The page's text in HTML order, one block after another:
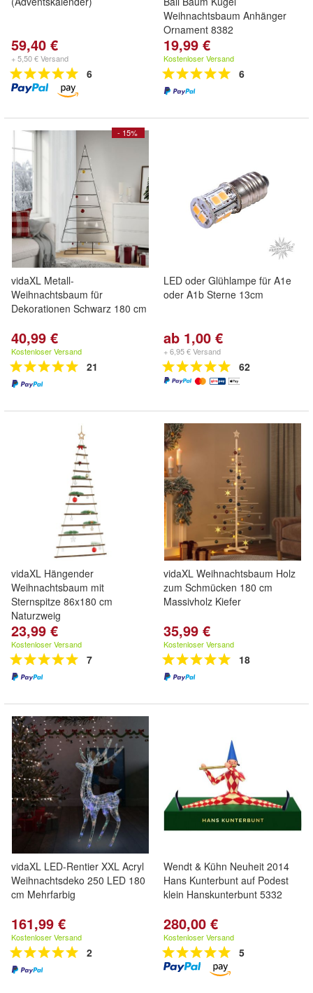
59,40 €
+ 5,50 € Versand
6
Weihnachtsbaum Anhänger
Ornament 8382
19,99 €
Kostenloser Versand
6
- 15%
vidaXL Metall-
Weihnachtsbaum für
Dekorationen Schwarz 180 cm
40,99 €
Kostenloser Versand
21
LED oder Glühlampe für A1e
oder A1b Sterne 13cm
ab 1,00 €
+ 6,95 € Versand
62
vidaXL Hängender
Weihnachtsbaum mit
Sternspitze 86x180 cm
Naturzweig
23,99 €
Kostenloser Versand
7
vidaXL Weihnachtsbaum Holz
zum Schmücken 180 cm
Massivholz Kiefer
35,99 €
Kostenloser Versand
18
vidaXL LED-Rentier XXL Acryl
Weihnachtsdeko 250 LED 180
cm Mehrfarbig
161,99 €
Kostenloser Versand
2
Wendt & Kühn Neuheit 2014
Hans Kunterbunt auf Podest
klein Hanskunterbunt 5332
280,00 €
Kostenloser Versand
5